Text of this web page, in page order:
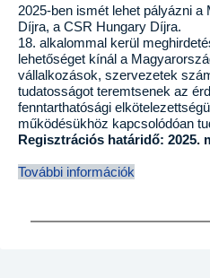
2025-ben ismét lehet pályázni
Díjra, a CSR Hungary Díjra.
18. alkalommal kerül
lehetőséget kínál a
vállalkozások, szervezetek
tudatosságot teremtsenek az
fenntarthatósági
működésükhöz kapcsolódóan
Regisztrációs határidő: 2025.
További információk